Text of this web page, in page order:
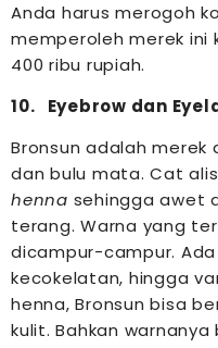
Anda harus merogoh
memperoleh merek ini
400 ribu rupiah.
10. Eyebrow dan
Bronsun adalah merek
dan bulu mata. Cat
henna sehingga awet
terang. Warna yang
dicampur-campur.
kecokelatan, hingga
henna, Bronsun bisa
kulit. Bahkan